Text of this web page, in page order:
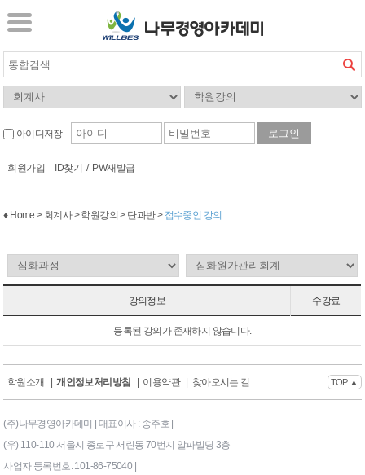
아이디저장
회원가입 ID찾기 / PW재발급
♦ Home > 회계사 > 학원강의 > 단과반 > 접수중인 강의
강의정보 수강료
등록된 강의가 존재하지 않습니다.
학원소개 개인정보처리방침 이용약관 찾아오시는 길 TOP ▲
(주)나무경영아카데미 | 대표이사 : 송주호 |
(우) 110-110 서울시 종로구 서린동 70번지 알파빌딩 3층
사업자 등록번호: 101-86-75040 |